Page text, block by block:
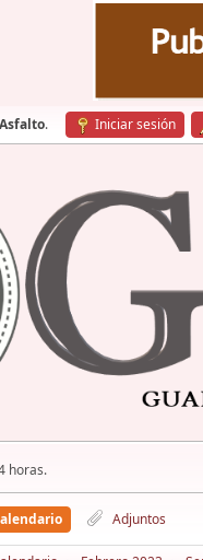
. Iniciar sesión
horas.
Adjuntos